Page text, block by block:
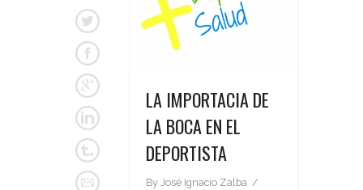
LA IMPORTACIA DE
LA BOCA EN EL
DEPORTISTA
By José Ignacio Zalba